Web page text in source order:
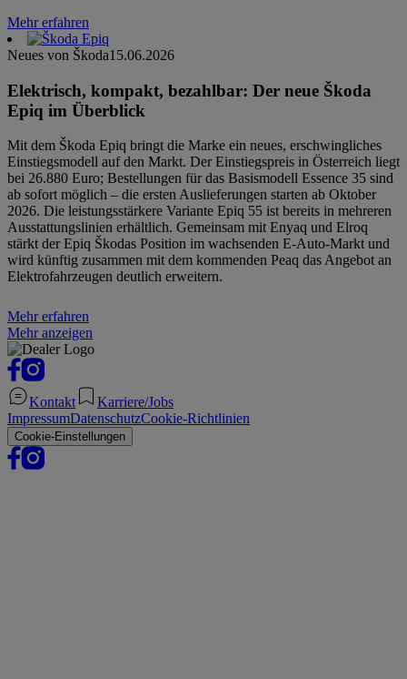
Mehr erfahren
Neues von Škoda15.06.2026
Elektrisch, kompakt, bezahlbar: Der neue Škoda
Epiq im Überblick
Mit dem Škoda Epiq bringt die Marke ein neues, erschwingliches
Einstiegsmodell auf den Markt. Der Einstiegspreis in Österreich liegt
bei 26.880 Euro; Bestellungen für das Basismodell Essence 35 sind
ab sofort möglich – die ersten Auslieferungen starten ab Oktober
2026. Die leistungsstärkere Variante Epiq 55 ist bereits in mehreren
Ausstattungslinien erhältlich. Gemeinsam mit Enyaq und Elroq
stärkt der Epiq Škodas Position im wachsenden E‑Auto-Markt und
wird künftig zusammen mit dem kommenden Peaq das Angebot an
Elektrofahrzeugen deutlich erweitern.
Mehr erfahren
Mehr anzeigen
Kontakt
Karriere/Jobs
ImpressumDatenschutzCookie-Richtlinien
Cookie-Einstellungen